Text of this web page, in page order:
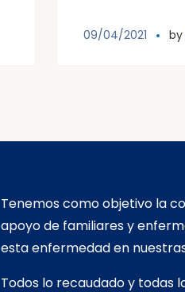
09/04/2021 by
Tenemos como objetivo la
apoyo de familiares y
esta enfermedad en
Todos lo recaudado y todas